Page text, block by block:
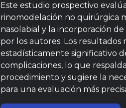
Este estudio prospectivo
rinomodelación no quirúrgica
nasolabial y la incorporación
por los autores. Los
estadísticamente significativo
complicaciones, lo que
procedimiento y sugiere la
para una evaluación más